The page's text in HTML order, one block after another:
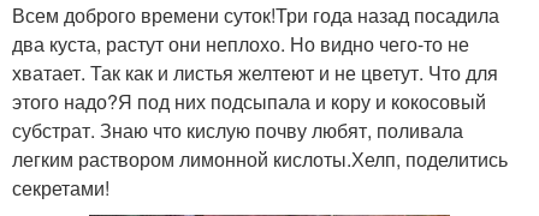
Всем доброго времени суток!Три года назад посадила
два куста, растут они неплохо. Но видно чего-то не
хватает. Так как и листья желтеют и не цветут. Что для
этого надо?Я под них подсыпала и кору и кокосовый
субстрат. Знаю что кислую почву любят, поливала
легким раствором лимонной кислоты.Хелп, поделитись
секретами!